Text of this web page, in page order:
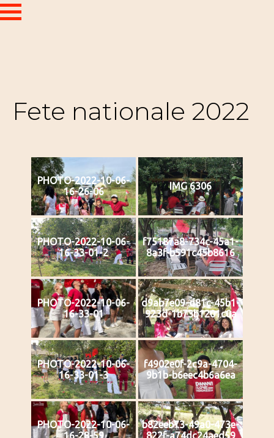
Fete nationale 2022
PHOTO-2022-10-06-
16-26-06
IMG 6306
PHOTO-2022-10-06-
16-33-01-2
f75187a8-734c-45a1-
8a3f-b591c45b8616
PHOTO-2022-10-06-
16-33-01
d9ab7e09-d81c-45b1-
923d-1b73b1201c0a
PHOTO-2022-10-06-
16-33-01-3
f4902e0f-2c9a-4704-
9b1b-b6eec4b6a6ea
PHOTO-2022-10-06-
b82eeb73-49a0-473e-